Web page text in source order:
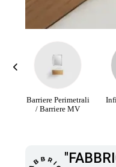
Infissi Aluminio e
Legno